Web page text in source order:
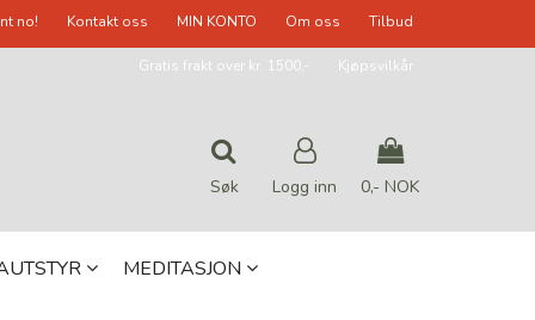
no! Kontakt oss MIN KONTO Om oss Tilbud
Gratis frakt over kr. 1500,- Kjøpsvilkår
Søk Logg inn 0,- NOK
MEDITASJON